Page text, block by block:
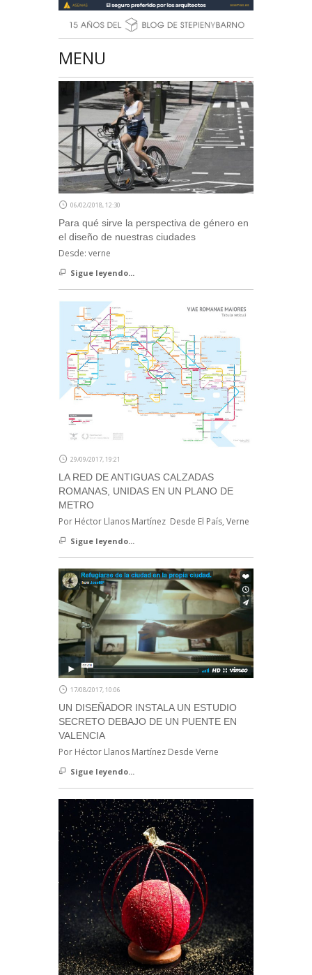
MENU
06/02/2018, 12:30
Para qué sirve la perspectiva de género en
el diseño de nuestras ciudades
Desde: verne
Sigue leyendo...
29/09/2017, 19:21
LA RED DE ANTIGUAS CALZADAS
ROMANAS, UNIDAS EN UN PLANO DE
METRO
Por Héctor Llanos Martínez Desde El País, Verne
Sigue leyendo...
17/08/2017, 10:06
UN DISEÑADOR INSTALA UN ESTUDIO
SECRETO DEBAJO DE UN PUENTE EN
VALENCIA
Por Héctor Llanos Martínez Desde Verne
Sigue leyendo...